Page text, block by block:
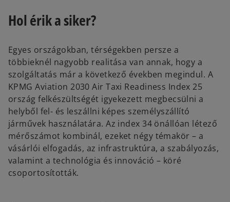
Hol érik a siker?
Egyes országokban, térségekben persze a
többieknél nagyobb realitása van annak, hogy a
szolgáltatás már a következő években megindul. A
KPMG Aviation 2030 Air Taxi Readiness Index 25
ország felkészültségét igyekezett megbecsülni a
helyből fel- és leszállni képes személyszállító
járművek használatára. Az index 34 önállóan létező
mérőszámot kombinál, ezeket négy témakör – a
vásárlói elfogadás, az infrastruktúra, a szabályozás,
valamint a technológia és innováció – köré
csoportosították.